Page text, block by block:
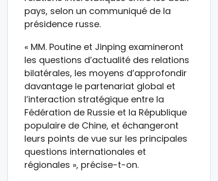
pays, selon un communiqué de la
présidence russe.
« MM. Poutine et Jinping examineront
les questions d’actualité des relations
bilatérales, les moyens d’approfondir
davantage le partenariat global et
l’interaction stratégique entre la
Fédération de Russie et la République
populaire de Chine, et échangeront
leurs points de vue sur les principales
questions internationales et
régionales », précise-t-on.